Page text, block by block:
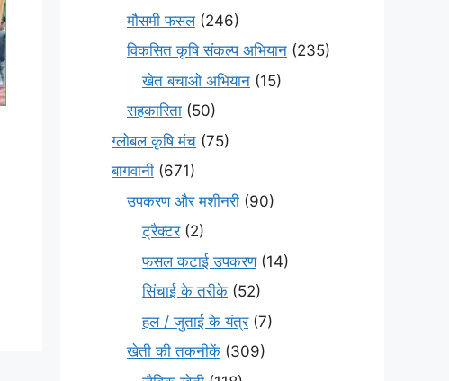
मौसमी फसल(246)
विकसित कृषि संकल्प अभियान (235)
खेत बचाओ अभियान (15)
सहकारिता (50)
ग्लोबल कृषि मंच (75)
बागवानी (671)
उपकरण और मशीनरी (90)
ट्रैक्टर(2)
फसल कटाई उपकरण(14)
सिंचाई के तरीके (52)
हल / जुताई के यंत्र(7)
खेती की तकनीकें (309)